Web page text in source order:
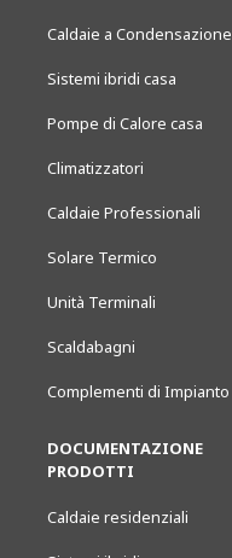
Caldaie a Condensazione
Sistemi ibridi casa
Pompe di Calore casa
Climatizzatori
Caldaie Professionali
Solare Termico
Unità Terminali
Scaldabagni
Complementi di Impianto
DOCUMENTAZIONE
PRODOTTI
Caldaie residenziali